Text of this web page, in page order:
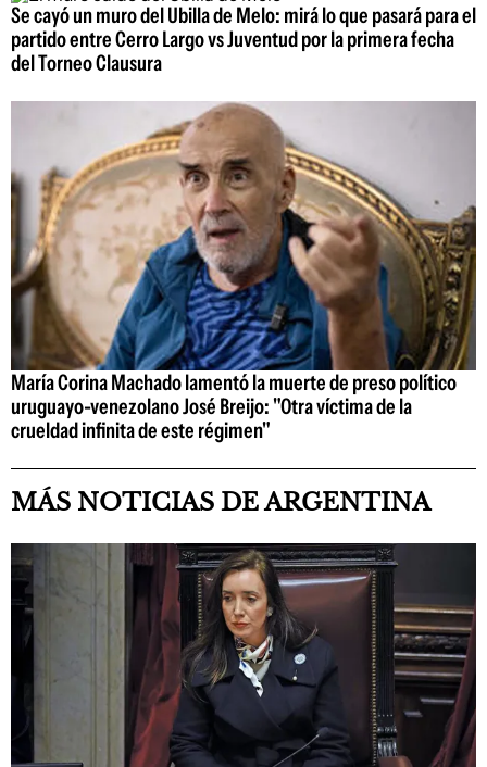
Se cayó un muro del Ubilla de Melo: mirá lo que pasará para el
partido entre Cerro Largo vs Juventud por la primera fecha
del Torneo Clausura
María Corina Machado lamentó la muerte de preso político
uruguayo-venezolano José Breijo: "Otra víctima de la
crueldad infinita de este régimen"
MÁS NOTICIAS DE ARGENTINA